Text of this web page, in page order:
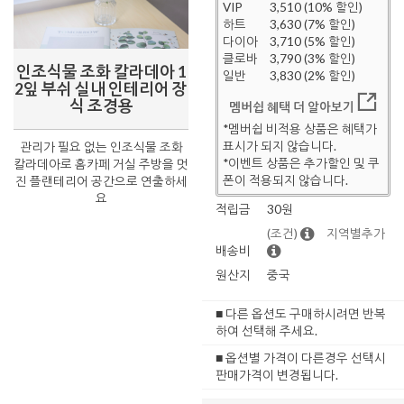
인조식물 조화 칼라데아 1
2잎 부쉬 실내 인테리어 장
식 조경용
관리가 필요 없는 인조식물 조화
칼라데아로 홈카페 거실 주방을 멋
진 플랜테리어 공간으로 연출하세
요
VIP
3,510 (10% 할인)
하트
3,630 (7% 할인)
다이아
3,710 (5% 할인)
클로바
3,790 (3% 할인)
일반
3,830 (2% 할인)
멤버쉽 혜택 더 알아보기
*멤버쉽 비적용 상품은 혜택가
표시가 되지 않습니다.
*이벤트 상품은 추가할인 및 쿠
폰이 적용되지 않습니다.
적립금
30원
배송비
(조건) 지역별추가
원산지 중국
■ 다른 옵션도 구매하시려면 반복
하여 선택해 주세요.
■ 옵션별 가격이 다른경우 선택시
판매가격이 변경됩니다.